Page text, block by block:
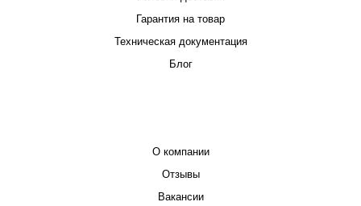
Гарантия на товар
Техническая документация
Блог
О компании
Отзывы
Вакансии